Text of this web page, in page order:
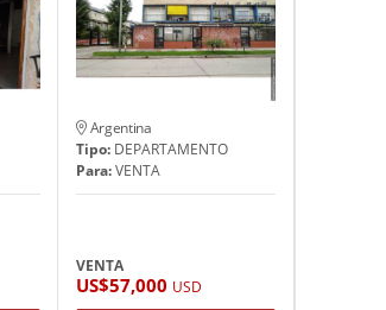
Argentina
Tipo: DEPARTAMENTO
Para:VENTA
VENTA
US$57,000 USD